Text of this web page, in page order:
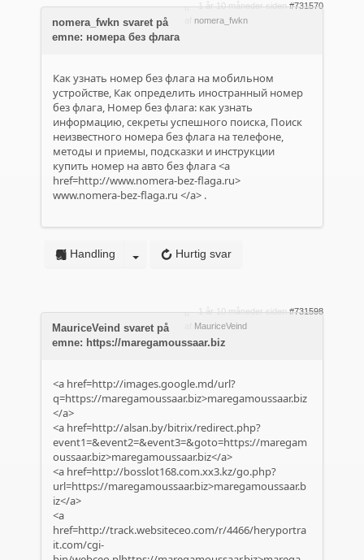
1 år 10 måneder siden #731570
nomera_fwkn
nomera_fwkn svaret på
emne: номера без флага
Как узнать номер без флага на мобильном
устройстве, Как определить иностранный номер
без флага, Номер без флага: как узнать
информацию, секреты успешного поиска, Поиск
неизвестного номера без флага на телефоне,
методы и приемы, подсказки и инструкции
купить номер на авто без флага <a
href=http://www.nomera-bez-flaga.ru>
www.nomera-bez-flaga.ru </a> .
Hurtig svar
Handling
1 år 10 måneder siden #731598
MauriceVeind
MauriceVeind svaret på
emne: https://maregamoussaar.biz
<a href=http://images.google.md/url?
q=https://maregamoussaar.biz>maregamoussaar.biz
</a>
<a href=http://alsan.by/bitrix/redirect.php?
event1=&event2=&event3=&goto=https://maregam
oussaar.biz>maregamoussaar.biz</a>
<a href=http://bosslot168.com.xx3.kz/go.php?
url=https://maregamoussaar.biz>maregamoussaar.b
iz</a>
<a
href=http://track.websiteceo.com/r/4466/heryportra
it.com/cgi-